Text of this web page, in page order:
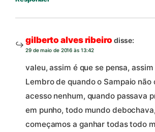
gilberto alves ribeiro disse:
29 de maio de 2016 às 13:42
valeu, assim é que se pensa,
Lembro de quando o Sampaio não
acesso nenhum, quando passava
em punho, todo mundo
começamos a ganhar todas todo